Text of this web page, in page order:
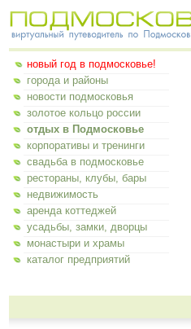
новый год в подмосковье!
города и районы
новости подмосковья
золотое кольцо россии
отдых в Подмосковье
корпоративы и тренинги
свадьба в подмосковье
рестораны, клубы, бары
недвижимость
аренда коттеджей
усадьбы, замки, дворцы
монастыри и храмы
каталог предприятий